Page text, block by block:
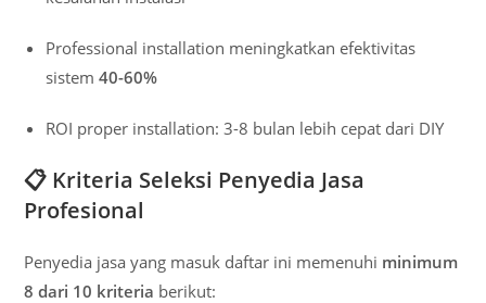
Professional installation meningkatkan efektivitas
sistem40-60%
ROI proper installation: 3-8 bulan lebih cepat dari DIY
📋 Kriteria Seleksi Penyedia Jasa
Profesional
Penyedia jasa yang masuk daftar ini memenuhi minimum
8 dari 10 kriteria berikut: